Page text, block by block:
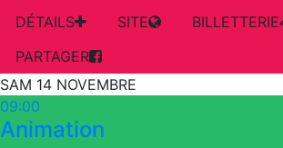
DÉTAILS SITE
BILLETTERIE
PARTAGER
SAM 14 NOVEMBRE
09:00
Animation